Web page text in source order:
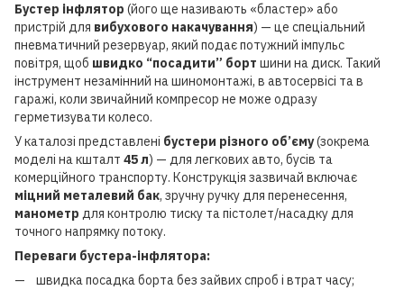
Бустер інфлятор (його ще називають «бластер» або
пристрій для вибухового накачування) — це спеціальний
пневматичний резервуар, який подає потужний імпульс
повітря, щоб швидко “посадити” борт шини на диск. Такий
інструмент незамінний на шиномонтажі, в автосервісі та в
гаражі, коли звичайний компресор не може одразу
герметизувати колесо.
У каталозі представлені бустери різного об’єму(зокрема
моделі на кшталт 45 л) — для легкових авто, бусів та
комерційного транспорту. Конструкція зазвичай включає
міцний металевий бак, зручну ручку для перенесення,
манометр для контролю тиску та пістолет/насадку для
точного напрямку потоку.
Переваги бустера-інфлятора:
швидка посадка борта без зайвих спроб і втрат часу;